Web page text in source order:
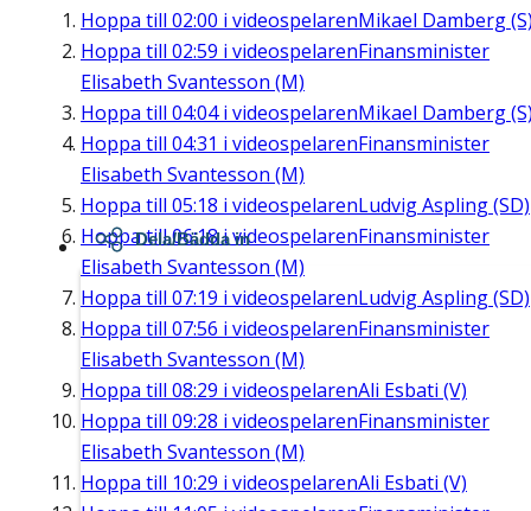
Hoppa till 02:00 i videospelarenMikael Damberg
Hoppa till 02:59 i videospelarenFinansminister
Elisabeth Svantesson (M)
Hoppa till 04:04i videospelarenMikael Damberg
Hoppa till 04:31 i videospelarenFinansminister
Elisabeth Svantesson (M)
Hoppa till 05:18 i videospelarenLudvig Aspling (SD)
Hoppa till06:18i videospelarenFinansminister
Elisabeth Svantesson (M)
Hoppa till 07:19 i videospelarenLudvig Aspling (SD)
Hoppa till 07:56 i videospelarenFinansminister
Elisabeth Svantesson (M)
Hoppa till 08:29 i videospelarenAli Esbati (V)
Hoppa till 09:28 i videospelarenFinansminister
Elisabeth Svantesson (M)
Hoppa till 10:29 i videospelarenAli Esbati (V)
Dela/Bädda in